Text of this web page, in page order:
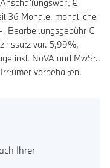
€
36 Monate, monatliche
, Bearbeitungsgebühr €
var. 5,99%,
inkl. NoVA und MwSt..
vorbehalten.
Ihrer